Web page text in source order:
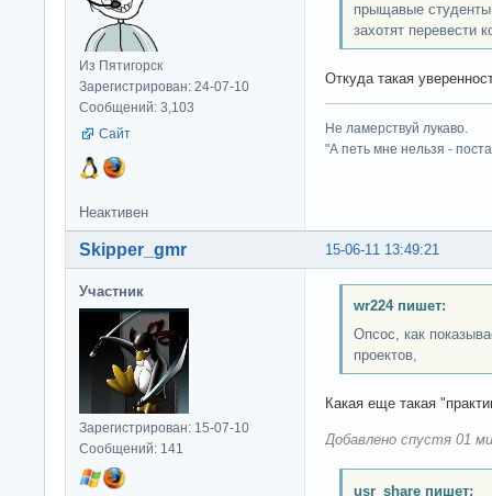
Из Пятигорск
Зарегистрирован: 24-07-10
Сообщений: 3,103
Сайт
прыщавые студенты
захотят перевести
Откуда такая
Не ламерствуй лукаво.
"А петь мне нельзя -
Неактивен
15-06-11 13:49:21
Skipper_gmr
Участник
Зарегистрирован: 15-07-10
Сообщений: 141
wr224 пишет:
Опсос, как
проектов,
Какая еще такая
Добавлено спустя 01
usr_share пишет: